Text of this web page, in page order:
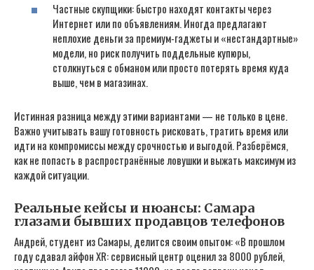
Частные скупщики: быстро находят контакты через
Интернет или по объявлениям. Иногда предлагают
неплохие деньги за премиум-гаджеты и «нестандартные»
модели, но риск получить поддельные купюры,
столкнуться с обманом или просто потерять время куда
выше, чем в магазинах.
Истинная разница между этими вариантами — не только в цене.
Важно учитывать вашу готовность рисковать, тратить время или
идти на компромиссы между срочностью и выгодой. Разберёмся,
как не попасть в распространённые ловушки и выжать максимум из
каждой ситуации.
Реальные кейсы и нюансы: Самара
глазами бывших продавцов телефонов
Андрей, студент из Самары, делится своим опытом: «В прошлом
году сдавал айфон XR: сервисный центр оценил за 8000 рублей,